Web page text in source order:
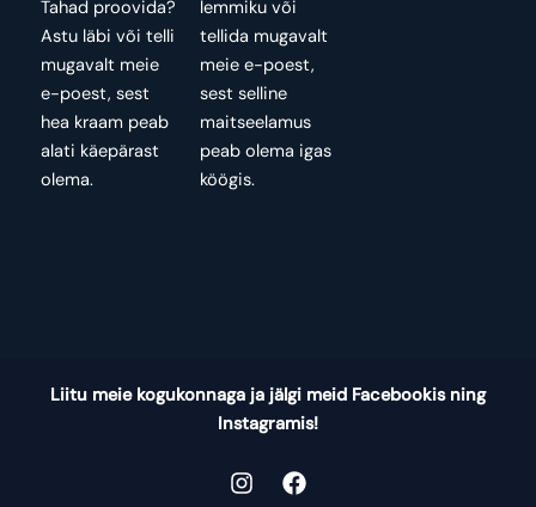
Tahad proovida?
Astu läbi või telli
mugavalt meie
e-poest, sest
hea kraam peab
alati käepärast
olema.
lemmiku või
tellida mugavalt
meie e-poest,
sest selline
maitseelamus
peab olema igas
köögis.
Liitu meie kogukonnaga ja jälgi meid Facebookis ning
Instagramis!